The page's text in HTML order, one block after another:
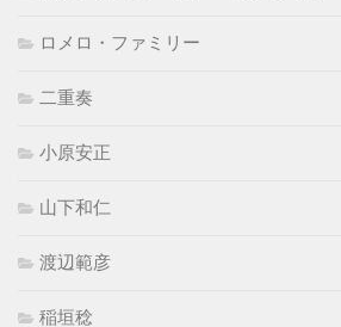
ロメロ・ファミリー
二重奏
小原安正
山下和仁
渡辺範彦
稲垣稔